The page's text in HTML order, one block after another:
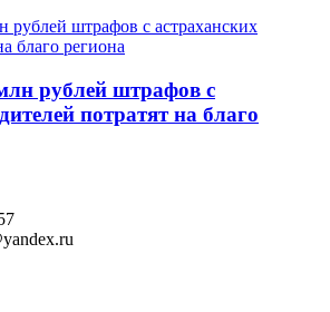
рублей штрафов с
потратят на благо